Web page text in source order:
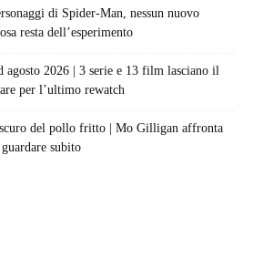
di Spider-Man, nessun nuovo
resta dell’esperimento
2026 | 3 serie e 13 film lasciano il
per l’ultimo rewatch
del pollo fritto | Mo Gilligan affronta
subito